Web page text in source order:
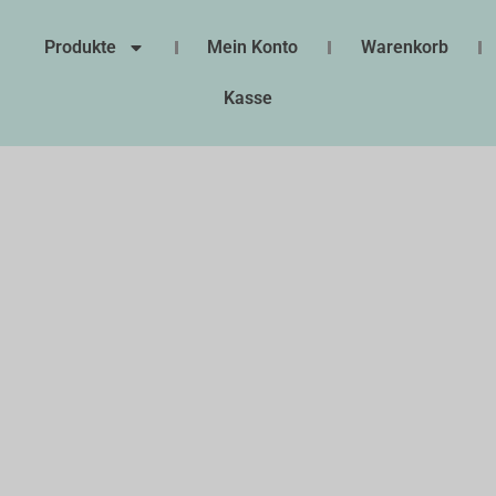
Produkte Mein Konto Warenkorb
Kasse